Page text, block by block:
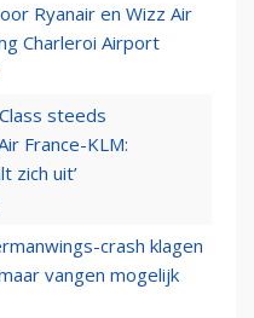
Ryanair en Wizz Air
Charleroi Airport
steeds
France-KLM:
zich uit’
crash klagen
vangen mogelijk